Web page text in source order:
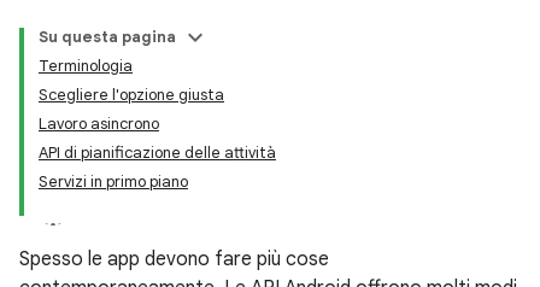
Su questa pagina
Terminologia
Scegliere l'opzione giusta
Lavoro asincrono
API di pianificazione delle attività
Servizi in primo piano
Spesso le app devono fare più cose